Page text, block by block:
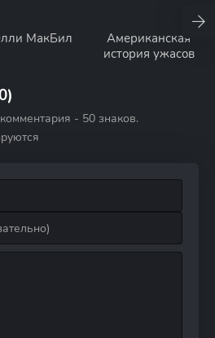
МакБил
Американская
история ужасов
- 50 знаков.